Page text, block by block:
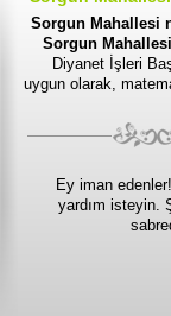
Sorgun Mahallesi
Sorgun
Diyanet İşleri
uygun olarak,
Ey iman
yardım isteyin.